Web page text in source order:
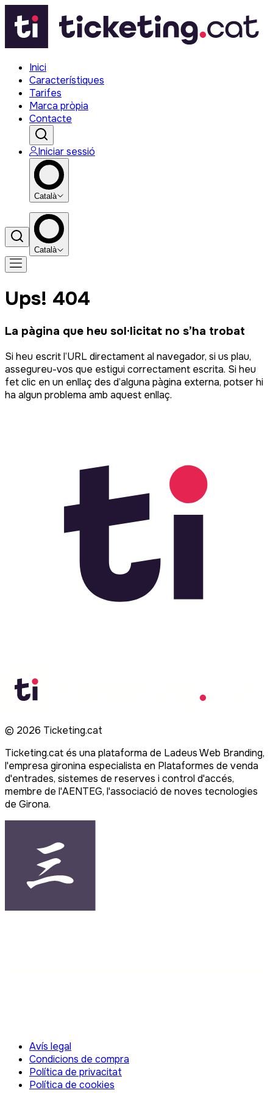
Inici
Característiques
Tarifes
Marca pròpia
Contacte
Iniciar sessió
Català
Català
Ups! 404
La pàgina que heu sol·licitat no s’ha trobat
Si heu escrit l’URL directament al navegador, si us plau,
assegureu-vos que estigui correctament escrita. Si heu
fet clic en un enllaç des d’alguna pàgina externa, potser hi
ha algun problema amb aquest enllaç.
© 2026 Ticketing.cat
Ticketing.cat és una plataforma de Ladeus Web Branding,
l'empresa gironina especialista en Plataformes de venda
d'entrades, sistemes de reserves i control d'accés,
membre de l'AENTEG, l'associació de noves tecnologies
de Girona.
Avís legal
Condicions de compra
Política de privacitat
Política de cookies